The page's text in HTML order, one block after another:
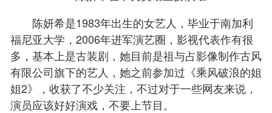
陈妍希是1983年出生的女艺人，毕业于南加利
福尼亚大学，2006年进军演艺圈，影视代表作有很
多，基本上是古装剧，她目前是祖与占影像制作古风
有限公司旗下的艺人，她之前参加过《乘风破浪的姐
姐2》，收获了不少关注，不过对于一些网友来说，
演员应该好好演戏，不要上节目。